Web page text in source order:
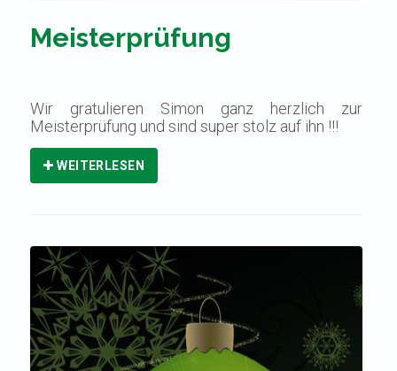
Meisterprüfung
Wir gratulieren Simon ganz herzlich zur
Meisterprüfung und sind super stolz auf ihn !!!
WEITERLESEN